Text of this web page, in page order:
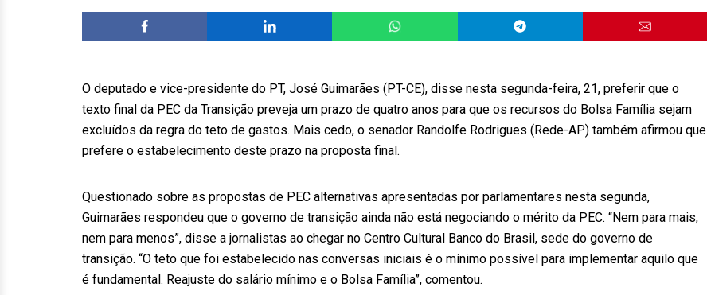
O deputado e vice-presidente do PT, José Guimarães (PT-CE), disse nesta segunda-feira, 21, preferir que o
texto final da PEC da Transição preveja um prazo de quatro anos para que os recursos do Bolsa Família sejam
excluídos da regra do teto de gastos. Mais cedo, o senador Randolfe Rodrigues (Rede-AP) também afirmou que
prefere o estabelecimento deste prazo na proposta final.
Questionado sobre as propostas de PEC alternativas apresentadas por parlamentares nesta segunda,
Guimarães respondeu que o governo de transição ainda não está negociando o mérito da PEC. “Nem para mais,
nem para menos”, disse a jornalistas ao chegar no Centro Cultural Banco do Brasil, sede do governo de
transição. “O teto que foi estabelecido nas conversas iniciais é o mínimo possível para implementar aquilo que
é fundamental. Reajuste do salário mínimo e o Bolsa Família”, comentou.